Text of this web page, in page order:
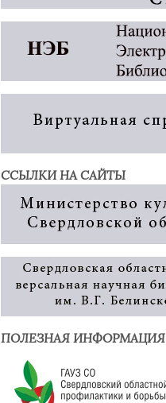
ССЫЛКИ НА САЙТЫ
ПОЛЕЗНАЯ ИНФОРМАЦИЯ